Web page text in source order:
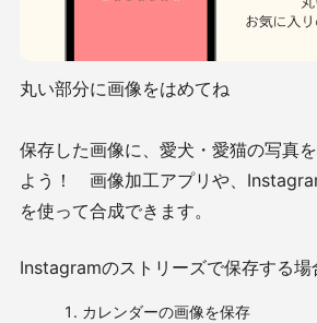
丸い部分に画像をはめてね
保存した画像に、愛犬・愛猫の写真
よう！ 画像加工アプリや、
を使って合成できます。
Instagramのストリーズで保存する場
カレンダーの画像を保存